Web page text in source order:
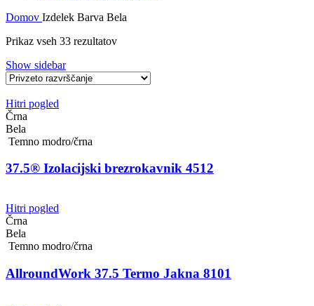
Domov Izdelek Barva Bela
Prikaz vseh 33 rezultatov
Show sidebar
Hitri pogled
Črna
Bela
Temno modro/črna
37.5® Izolacijski brezrokavnik 4512
Hitri pogled
Črna
Bela
Temno modro/črna
AllroundWork 37.5 Termo Jakna 8101